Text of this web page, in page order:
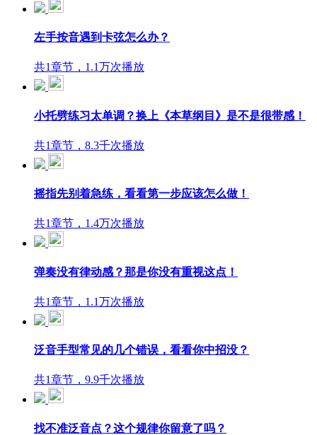
左手按音遇到卡弦怎么办？
共1章节，1.1万次播放
小托劈练习太单调？换上《本草纲目》是不是很带感！
共1章节，8.3千次播放
摇指先别着急练，看看第一步应该怎么做！
共1章节，1.4万次播放
弹奏没有律动感？那是你没有重视这点！
共1章节，1.1万次播放
泛音手型常见的几个错误，看看你中招没？
共1章节，9.9千次播放
找不准泛音点？这个规律你留意了吗？